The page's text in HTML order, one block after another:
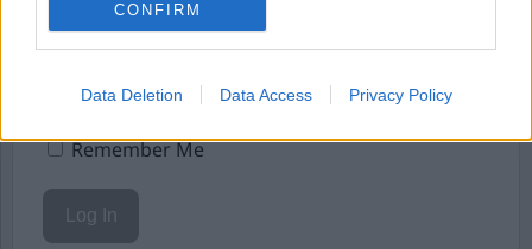
CONFIRM
Data Deletion Data Access Privacy Policy
Remember Me